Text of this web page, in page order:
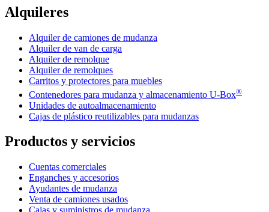
Alquileres
Alquiler de camiones de mudanza
Alquiler de van de carga
Alquiler de remolque
Alquiler de remolques
Carritos y protectores para muebles
Contenedores para mudanza y almacenamiento U-Box®
Unidades de autoalmacenamiento
Cajas de plástico reutilizables para mudanzas
Productos y servicios
Cuentas comerciales
Enganches y accesorios
Ayudantes de mudanza
Venta de camiones usados